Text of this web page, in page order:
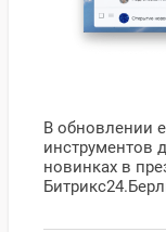
В обновлении
инструментов
новинках в